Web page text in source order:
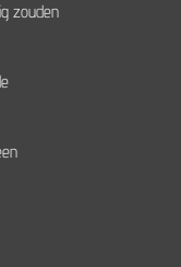
zouden